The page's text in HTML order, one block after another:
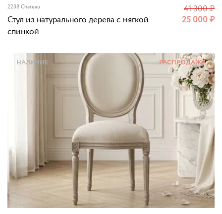
2238 Chateau
Стул из натурального дерева с мягкой
спинкой
25 000₽
41 300₽
РАСПРОДАЖА
НАЛИЧИЕ